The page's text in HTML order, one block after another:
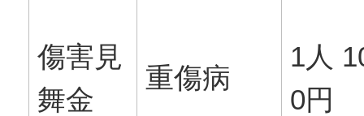
傷害見
舞金
重傷病
1人
0円